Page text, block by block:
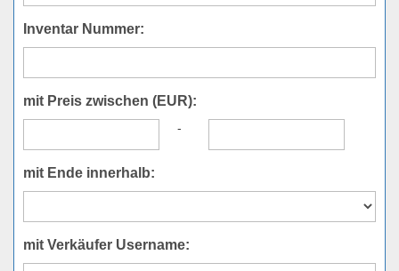
Inventar Nummer:
mit Preis zwischen (EUR):
-
mit Ende innerhalb:
mit Verkäufer Username: